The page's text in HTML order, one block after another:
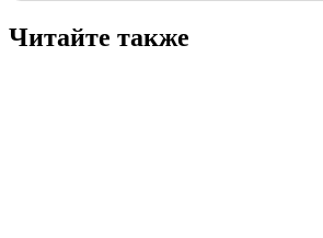
Читайте также